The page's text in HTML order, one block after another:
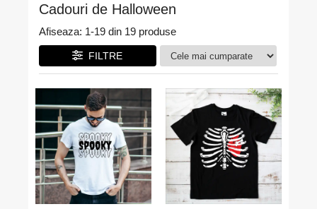
Body bebelusi personalizate
Perne personalizate
Plusuri personalizate
Agende personalizate
Etichete pentru sticla de vin
Cadouri Personalizate Unice
Sorturi Personalizate
Cadouri pentru Sefa/Sef
Cadouri pentru Colegi
Cadouri pentru Doctori
Cadouri Profesori
Cadouri de Halloween
Afiseaza: 1-19 din 19 produse
FILTRE